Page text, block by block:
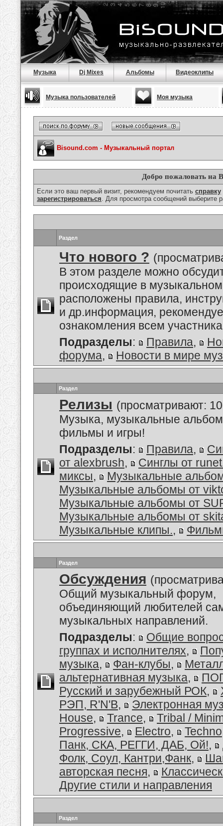
Музыка Dj Mixes Альбомы Видеоклипы
Музыка пользователей Моя музыка
Bisound.com - Музыкальный портал
Добро пожаловать на
Если это ваш первый визит, рекомендуем почитать справку
зарегистрироваться. Для просмотра сообщений выберите
Раздел
Что нового ?
В этом разделе можно
происходящие в
расположены правила,
и др.информация,
ознакомления всем
Подразделы: Правила,
форума, Новости в мире
Раздел
Релизы (просматривают:
Музыка, музыкальные
фильмы и игры!
Подразделы: Правила,
от alexbrush,
Синглы от
миксы,
Музыкальные
Музыкальные альбомы от
Музыкальные альбомы от
Музыкальные альбомы от
Музыкальные клипы.,
Раздел
Обсуждения
Общий музыкальный форум,
объединяющий любителей
музыкальных направлений.
Подразделы:
Общие
группах и исполнителях,
музыка, Фан-клубы,
альтернативная музыка,
Русский и зарубежный РОК,
РЭП, R'N'B,
Электронная
House, Trance,
Tribal /
Progressive, Electro, Techno
Панк, СКА, РЕГГИ, ДАБ, Ой!,
Фолк, Соул, Кантри,Фанк,
авторская песня,
Другие стили и направления
Раздел